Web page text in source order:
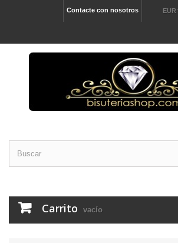
EUR
Contacte con nosotros
Carrito vacío